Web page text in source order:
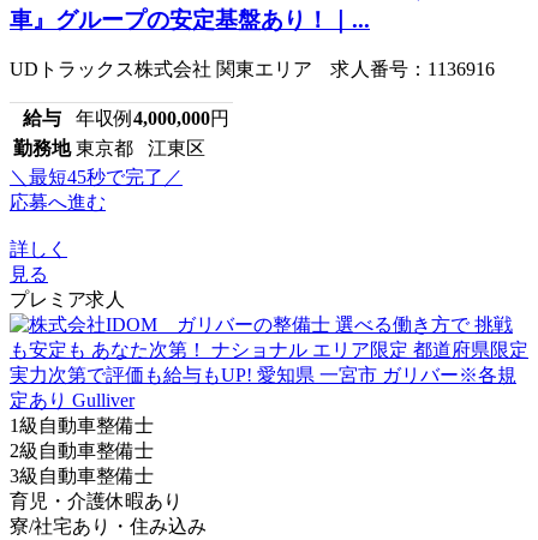
車』グループの安定基盤あり！｜...
UDトラックス株式会社 関東エリア 求人番号：1136916
給与 年収例 4,000,000円
勤務地 東京都 江東区
＼最短45秒で完了／
応募へ進む
詳しく
見る
プレミア求人
1級自動車整備士
2級自動車整備士
3級自動車整備士
育児・介護休暇あり
寮/社宅あり・住み込み